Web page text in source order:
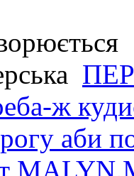
ж
аби